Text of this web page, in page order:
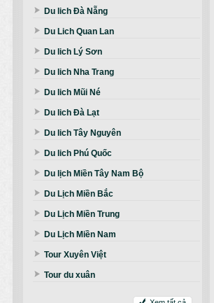
Du lich Đà Nẵng
Du Lich Quan Lan
Du lich Lý Sơn
Du lich Nha Trang
Du lich Mũi Né
Du lich Đà Lạt
Du lich Tây Nguyên
Du lich Phú Quốc
Du lịch Miền Tây Nam Bộ
Du Lịch Miền Bắc
Du Lịch Miền Trung
Du Lịch Miền Nam
Tour Xuyên Việt
Tour du xuân